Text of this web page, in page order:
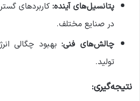
پتانسیل‌های آینده: کاربردهای
در صنایع مختلف.
چالش‌های فنی:بهبود چگالی
تولید.
نتیجه‌گیری: